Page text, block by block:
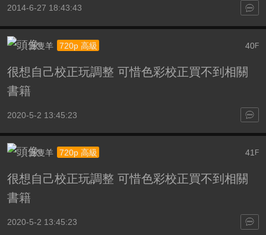
2014-6-27 18:43:43
40F
五隻羊 720p 高級
很想自己校正玩調整 可惜色彩校正買不到相關
書籍
2020-5-2 13:45:23
41 F
五隻羊 720p 高級
很想自己校正玩調整 可惜色彩校正買不到相關
書籍
2020-5-2 13:45:23